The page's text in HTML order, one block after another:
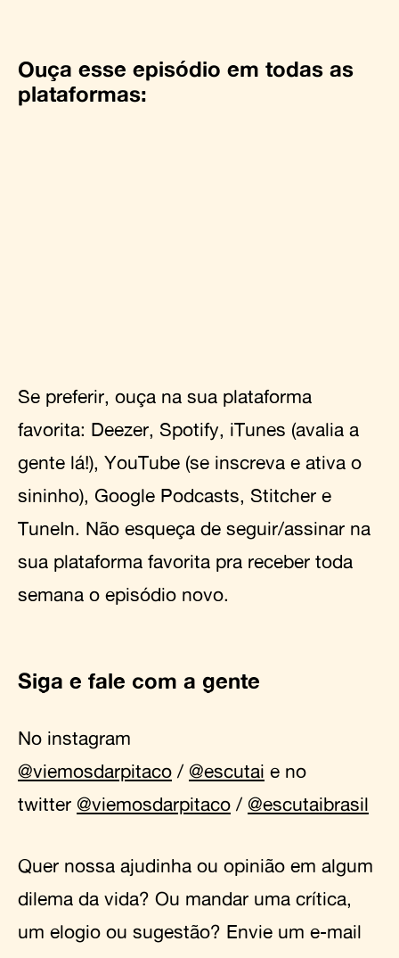
Ouça esse episódio em todas as
plataformas:
Se preferir, ouça na sua plataforma
favorita: Deezer, Spotify, iTunes (avalia a
gente lá!), YouTube (se inscreva e ativa o
sininho), Google Podcasts, Stitcher e
TuneIn. Não esqueça de seguir/assinar na
sua plataforma favorita pra receber toda
semana o episódio novo.
Siga e fale com a gente
No instagram
@viemosdarpitaco / @escutai e no
twitter @viemosdarpitaco / @escutaibrasil
Quer nossa ajudinha ou opinião em algum
dilema da vida? Ou mandar uma crítica,
um elogio ou sugestão? Envie um e-mail